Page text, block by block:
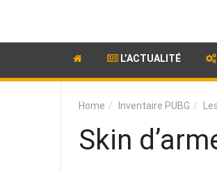
L’ACTUALITÉ
Home Inventaire PUBG
Skin